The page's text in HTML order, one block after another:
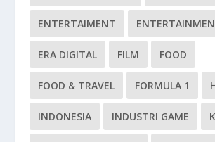
ENTERTAIMENT
ERA DIGITAL FILM FOOD
FOOD & TRAVEL FORMULA 1
INDONESIA INDUSTRI GAME